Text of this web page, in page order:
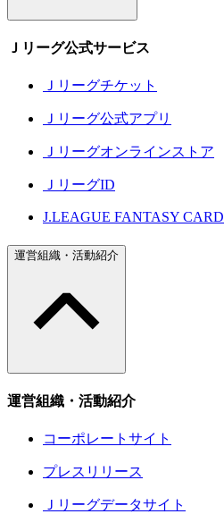
Ｊリーグ公式サービス
Ｊリーグチケット
Ｊリーグ公式アプリ
Ｊリーグオンラインストア
ＪリーグID
J.LEAGUE FANTASY CARD
運営組織・活動紹介
運営組織・活動紹介
コーポレートサイト
プレスリリース
Ｊリーグデータサイト